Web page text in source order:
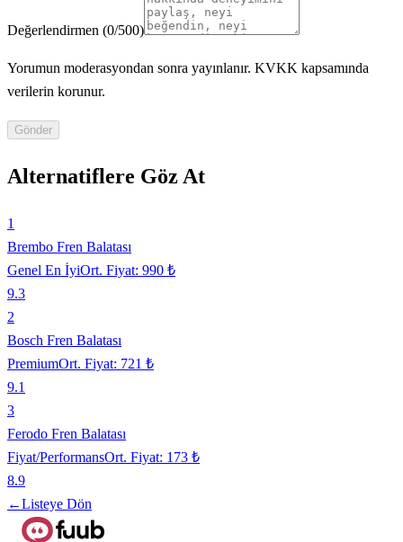
Değerlendirmen (0/500)
Yorumun moderasyondan sonra yayınlanır. KVKK kapsamında
verilerin korunur.
Gönder
Alternatiflere Göz At
1
Brembo Fren Balatası
Genel En İyiOrt. Fiyat: 990 ₺
9.3
2
Bosch Fren Balatası
PremiumOrt. Fiyat: 721 ₺
9.1
3
Ferodo Fren Balatası
Fiyat/PerformansOrt. Fiyat: 173 ₺
8.9
←Listeye Dön